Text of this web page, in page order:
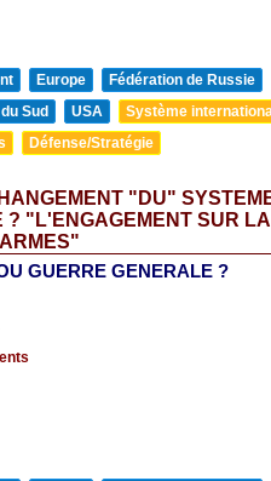
Europe
Fédération de Russie
Sud
USA
Système
Défense/Stratégie
"DU"
"L'ENGAGEMENT SUR
GUERRE GENERALE ?